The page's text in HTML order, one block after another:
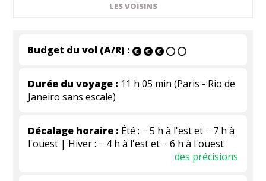
LES VOISINS
Budget du vol (A/R) :
Durée du voyage : 11 h 05 min (Paris - Rio de
Janeiro sans escale)
Décalage horaire : Été : − 5 h à l'est et − 7 h à
l'ouest | Hiver : − 4 h à l'est et − 6 h à l'ouest
des précisions